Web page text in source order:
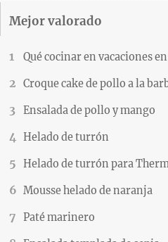
Mejor valorado
Qué cocinar en vacaciones
Croque cake de pollo a la
Ensalada de pollo y mango
Helado de turrón
Helado de turrón para
Mousse helado de naranja
Paté marinero